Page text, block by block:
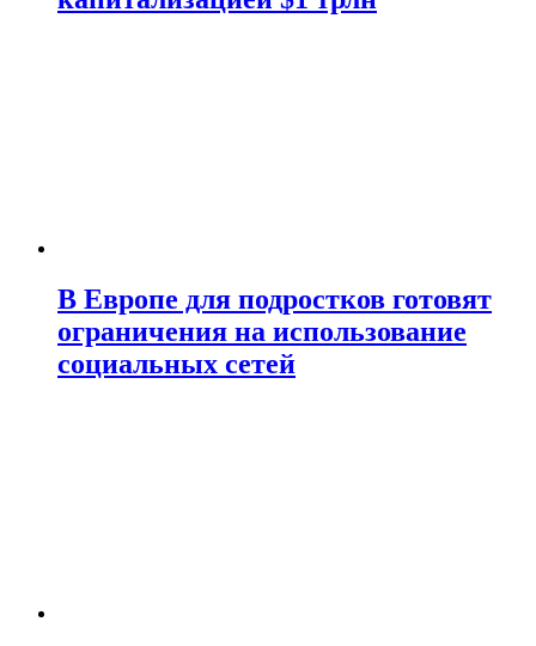
В Европе для подростков готовят
ограничения на использование
социальных сетей